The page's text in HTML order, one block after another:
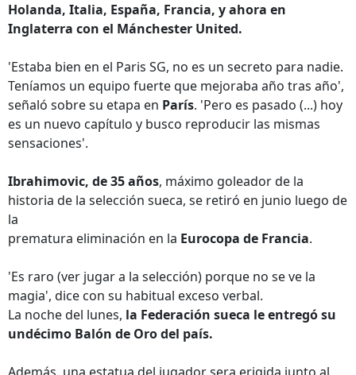
Holanda, Italia, España, Francia, y ahora en
Inglaterra con el Mánchester United.
'Estaba bien en el Paris SG, no es un secreto para nadie.
Teníamos un equipo fuerte que mejoraba año tras año',
señaló sobre su etapa en París. 'Pero es pasado (...) hoy
es un nuevo capítulo y busco reproducir las mismas
sensaciones'.
Ibrahimovic, de 35 años, máximo goleador de la
historia de la selección sueca, se retiró en junio luego de
la
prematura eliminación en la Eurocopa de Francia.
'Es raro (ver jugar a la selección) porque no se ve la
magia', dice con su habitual exceso verbal.
La noche del lunes, la Federación sueca le entregó su
undécimo Balón de Oro del país.